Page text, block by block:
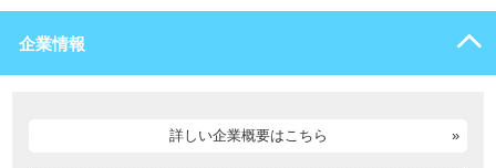
企業情報
詳しい企業概要はこちら